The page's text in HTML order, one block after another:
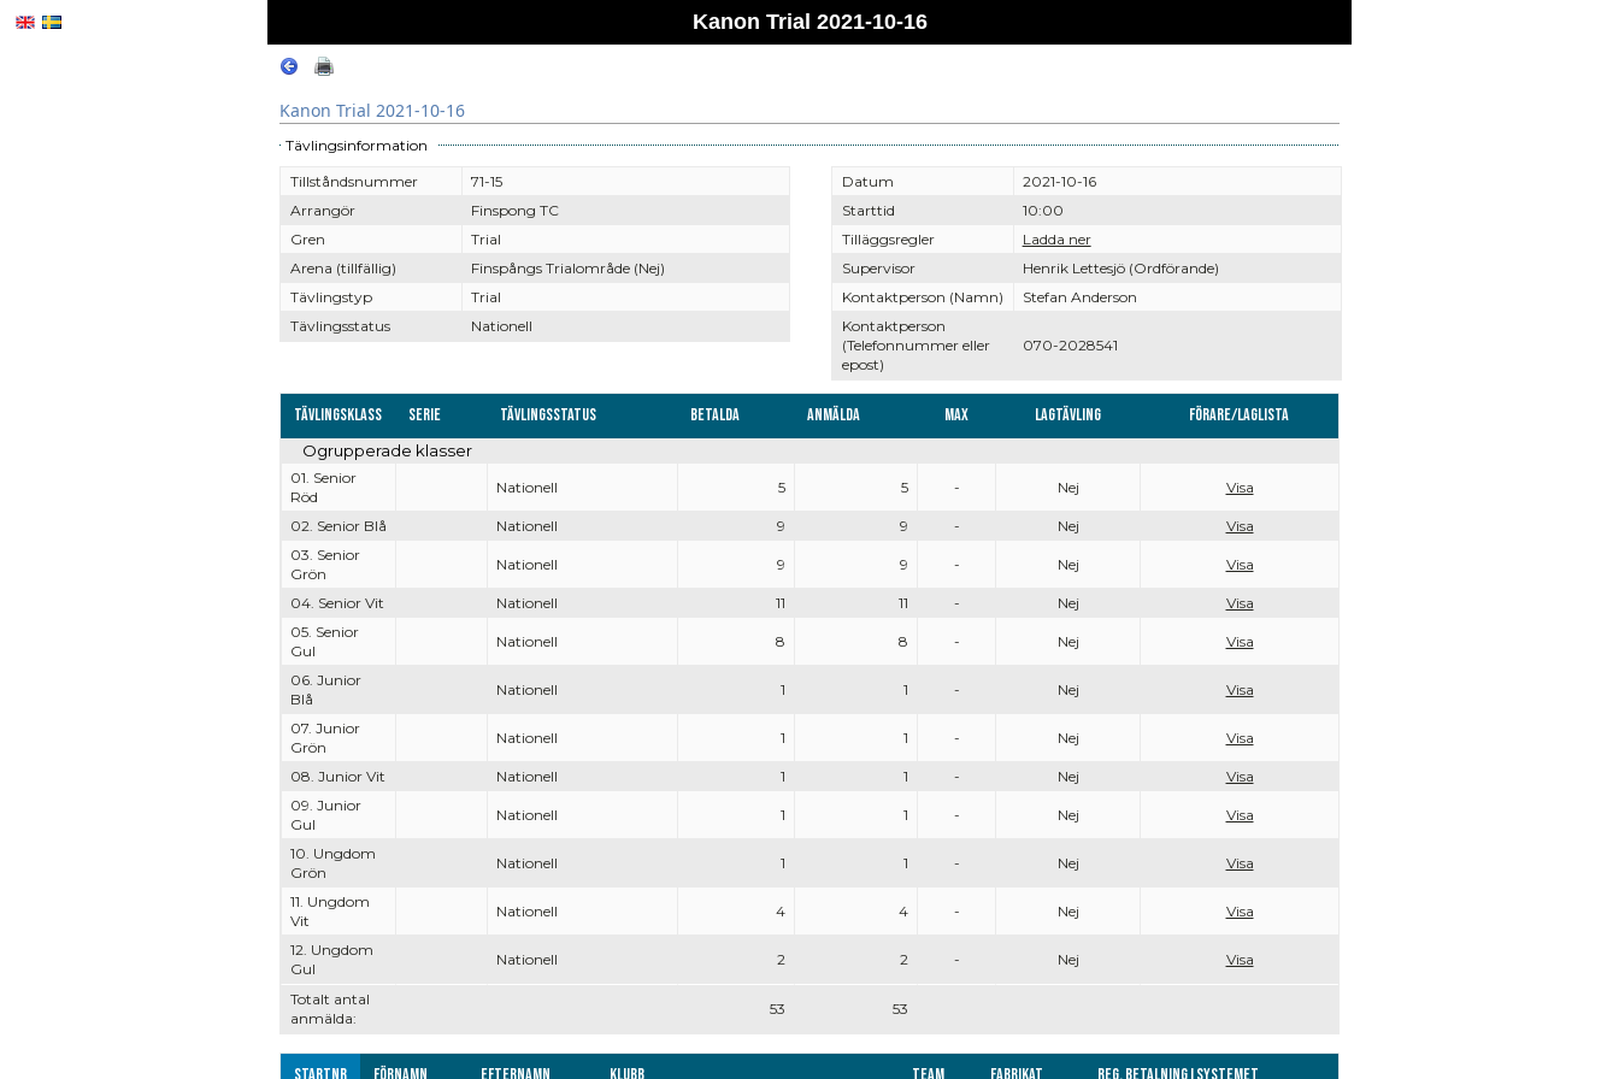
Kanon Trial 2021-10-16
Kanon Trial 2021-10-16
Tävlingsinformation
Tillståndsnummer
71-15
Arrangör
Finspong TC
Gren
Trial
Arena (tillfällig)
Finspångs Trialområde (Nej)
Tävlingstyp
Trial
Tävlingsstatus
Nationell
Datum
2021-10-16
Starttid
10:00
Tilläggsregler
Ladda ner
Supervisor
Henrik Lettesjö (Ordförande)
Kontaktperson (Namn)
Stefan Anderson
Kontaktperson
(Telefonnummer eller
epost)
070-2028541
Tävlingsklass Serie Tävlingsstatus Betalda Anmälda Max Lagtävling Förare/Laglista
Totalt antal
anmälda:
53 53
Ogrupperade klasser
01. Senior
Röd
Nationell 5 5 - Nej Visa
02. Senior Blå Nationell 9 9 - Nej
Visa
03. Senior
Grön
Nationell 9 9 - Nej Visa
04. Senior Vit Nationell 11 11 - Nej
Visa
05. Senior
Gul
Nationell 8 8 - Nej Visa
06. Junior
Blå
Nationell 1 1 - Nej Visa
07. Junior
Grön
Nationell 1 1 - Nej Visa
08. Junior Vit Nationell 1 1 - Nej
Visa
09. Junior
Gul
Nationell 1 1 - Nej Visa
10. Ungdom
Grön
Nationell 1 1 - Nej Visa
11. Ungdom
Vit
Nationell 4 4 - Nej Visa
12. Ungdom
Gul
Nationell 2 2 - Nej Visa
Startnr Förnamn Efternamn Klubb Team Fabrikat Reg. Betalning i systemet